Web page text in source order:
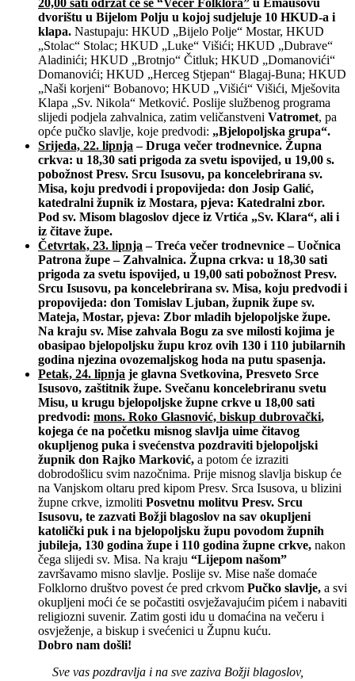
dvorištu u Bijelom Polju u kojoj sudjeluje 10 HKUD-a i
klapa. Nastupaju: HKUD „Bijelo Polje“ Mostar, HKUD
„Stolac“ Stolac; HKUD „Luke“ Višići; HKUD „Dubrave“
Aladinići; HKUD „Brotnjo“ Čitluk; HKUD „Domanovići“
Domanovići; HKUD „Herceg Stjepan“ Blagaj-Buna; HKUD
„Naši korjeni“ Bobanovo; HKUD „Višići“ Višići, Mješovita
Klapa „Sv. Nikola“ Metković. Poslije službenog programa
slijedi podjela zahvalnica, zatim veličanstveni Vatromet, pa
opće pučko slavlje, koje predvodi: „Bjelopoljska grupa“.
Srijeda, 22. lipnja – Druga večer trodnevnice. Župna
crkva: u 18,30 sati prigoda za svetu ispovijed, u 19,00 s.
pobožnost Presv. Srcu Isusovu, pa koncelebrirana sv.
Misa, koju predvodi i propovijeda: don Josip Galić,
katedralni župnik iz Mostara, pjeva: Katedralni zbor.
Pod sv. Misom blagoslov djece iz Vrtića „Sv. Klara“, ali i
iz čitave župe.
Četvrtak, 23. lipnja – Treća večer trodnevnice – Uočnica
Patrona župe – Zahvalnica. Župna crkva: u 18,30 sati
prigoda za svetu ispovijed, u 19,00 sati pobožnost Presv.
Srcu Isusovu, pa koncelebrirana sv. Misa, koju predvodi i
propovijeda: don Tomislav Ljuban, župnik župe sv.
Mateja, Mostar, pjeva: Zbor mladih bjelopoljske župe.
Na kraju sv. Mise zahvala Bogu za sve milosti kojima je
obasipao bjelopoljsku župu kroz ovih 130 i 110 jubilarnih
godina njezina ovozemaljskog hoda na putu spasenja.
Petak, 24. lipnja je glavna Svetkovina, Presveto Srce
Isusovo, zaštitnik župe. Svečanu koncelebriranu svetu
Misu, u krugu bjelopoljske župne crkve u 18,00 sati
predvodi: mons. Roko Glasnović, biskup dubrovački,
kojega će na početku misnog slavlja uime čitavog
okupljenog puka i svećenstva pozdraviti bjelopoljski
župnik don Rajko Marković, a potom će izraziti
dobrodošlicu svim nazočnima. Prije misnog slavlja biskup će
na Vanjskom oltaru pred kipom Presv. Srca Isusova, u blizini
župne crkve, izmoliti Posvetnu molitvu Presv. Srcu
Isusovu, te zazvati Božji blagoslov na sav okupljeni
katolički puk i na bjelopoljsku župu povodom župnih
jubileja, 130 godina župe i 110 godina župne crkve, nakon
čega slijedi sv. Misa. Na kraju “Lijepom našom”
završavamo misno slavlje. Poslije sv. Mise naše domaće
Folklorno društvo povest će pred crkvom Pučko slavlje, a svi
okupljeni moći će se počastiti osvježavajućim pićem i nabaviti
religiozni suvenir. Zatim gosti idu u domaćina na večeru i
osvježenje, a biskup i svećenici u Župnu kuću.
Dobro nam došli!
Sve vas pozdravlja i na sve zaziva Božji blagoslov,